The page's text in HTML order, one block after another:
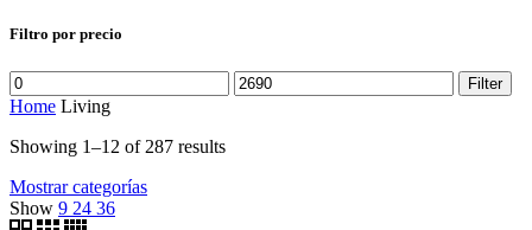
Filtro por precio
Filter
Home Living
Showing 1–12 of 287 results
Mostrar categorías
Show 9 24 36